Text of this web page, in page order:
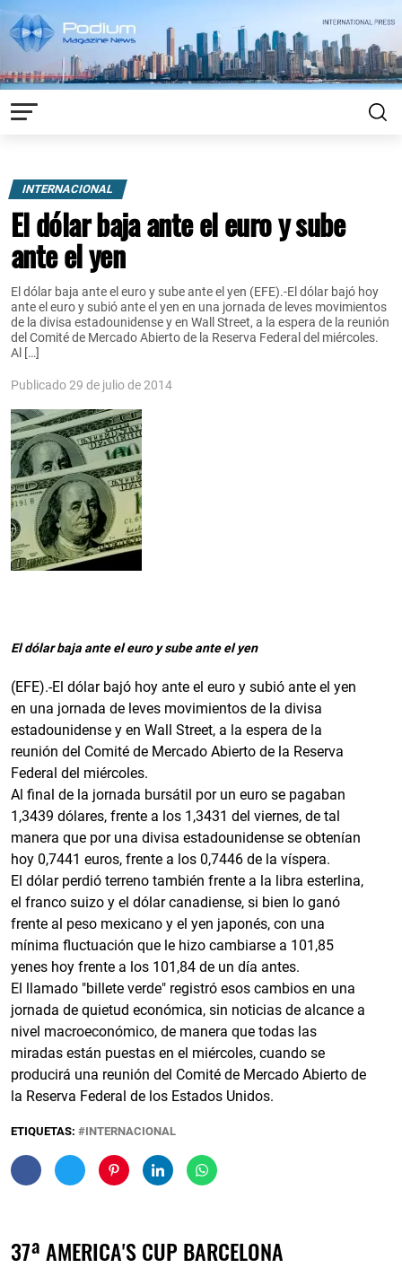
INTERNACIONAL
El dólar baja ante el euro y sube
ante el yen
El dólar baja ante el euro y sube ante el yen (EFE).-El dólar bajó hoy
ante el euro y subió ante el yen en una jornada de leves movimientos
de la divisa estadounidense y en Wall Street, a la espera de la reunión
del Comité de Mercado Abierto de la Reserva Federal del miércoles.
Al […]
Publicado 29 de julio de 2014
El dólar baja ante el euro y sube ante el yen
(EFE).-El dólar bajó hoy ante el euro y subió ante el yen
en una jornada de leves movimientos de la divisa
estadounidense y en Wall Street, a la espera de la
reunión del Comité de Mercado Abierto de la Reserva
Federal del miércoles.
Al final de la jornada bursátil por un euro se pagaban
1,3439 dólares, frente a los 1,3431 del viernes, de tal
manera que por una divisa estadounidense se obtenían
hoy 0,7441 euros, frente a los 0,7446 de la víspera.
El dólar perdió terreno también frente a la libra esterlina,
el franco suizo y el dólar canadiense, si bien lo ganó
frente al peso mexicano y el yen japonés, con una
mínima fluctuación que le hizo cambiarse a 101,85
yenes hoy frente a los 101,84 de un día antes.
El llamado "billete verde" registró esos cambios en una
jornada de quietud económica, sin noticias de alcance a
nivel macroeconómico, de manera que todas las
miradas están puestas en el miércoles, cuando se
producirá una reunión del Comité de Mercado Abierto de
la Reserva Federal de los Estados Unidos.
ETIQUETAS: INTERNACIONAL
37ª AMERICA'S CUP BARCELONA